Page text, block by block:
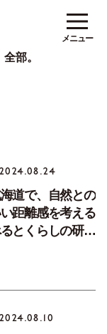
部。
メニュー
2024.08.24
道で、自然との
距離感を考える
とくらしの研究
2024.08.10